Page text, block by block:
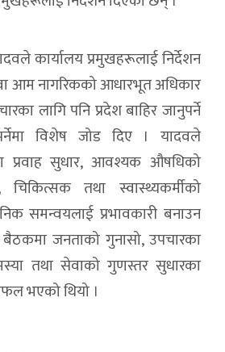
कार्यालय प्रमुखहरूलाई निर्देशन
आम नागरिकको आधारभूत अधिकार
लागि पनि प्रदेश बाहिर जानुपर्ने
विशेष जोड दिए । यादवले
प्रवाह सुधार, आवश्यक औषधिको
चिकित्सक तथा स्वास्थ्यकर्मीको
समन्वयलाई प्रभावकारी बनाउन
जनताको गुनासो, उपचारका
तथा सेवाको गुणस्तर सुधारका
भएको थियो ।